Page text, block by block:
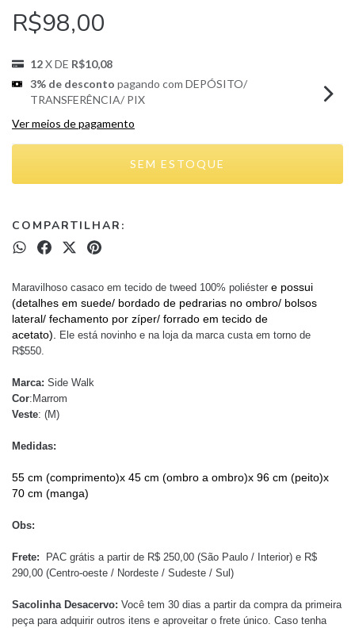
R$98,00
12X DE R$10,08
3% de desconto pagando com DEPÓSITO/
TRANSFERÊNCIA/ PIX
Ver meios de pagamento
COMPARTILHAR:
Maravilhoso casaco em tecido de tweed 100% poliéster e possui
(detalhes em suede/ bordado de pedrarias no ombro/ bolsos
lateral/ fechamento por zíper/ forrado em tecido de
acetato). Ele está novinho e na loja da marca custa em torno de
R$550.
Marca: Side Walk
Cor:Marrom
Veste: (M)
Medidas:
55 cm (comprimento)x 45 cm (ombro a ombro)x 96 cm (peito)x
70 cm (manga)
Obs:
Frete: PAC grátis a partir de R$ 250,00 (São Paulo / Interior) e R$
290,00 (Centro-oeste / Nordeste / Sudeste / Sul)
Sacolinha Desacervo: Você tem 30 dias a partir da compra da primeira
peça para adquirir outros itens e aproveitar o frete único. Caso tenha